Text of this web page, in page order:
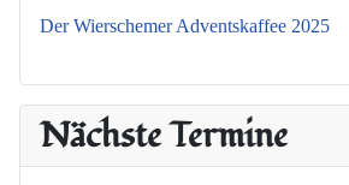
Der Wierschemer Adventskaffee 2025
Nächste Termine